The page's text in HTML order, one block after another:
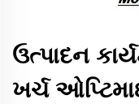
ઉત્પાદન
ખર્ચ